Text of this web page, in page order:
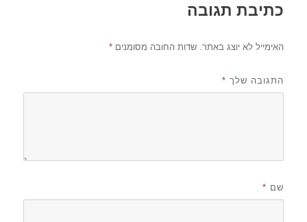
כתיבת תגובה
האימייל לא יוצג באתר. שדות החובה מסומנים*
התגובה שלך *
שם *